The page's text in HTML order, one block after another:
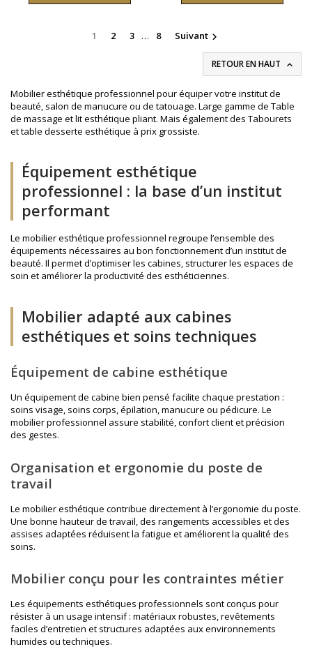
1 2 3 … 8 Suivant
RETOUR EN HAUT 
Mobilier esthétique professionnel pour équiper votre institut de
beauté, salon de manucure ou de tatouage. Large gamme de Table
de massage et lit esthétique pliant. Mais également des Tabourets
et table desserte esthétique à prix grossiste.
Équipement esthétique
professionnel : la base d’un institut
performant
Le mobilier esthétique professionnel regroupe l’ensemble des
équipements nécessaires au bon fonctionnement d’un institut de
beauté. Il permet d’optimiser les cabines, structurer les espaces de
soin et améliorer la productivité des esthéticiennes.
Mobilier adapté aux cabines
esthétiques et soins techniques
Équipement de cabine esthétique
Un équipement de cabine bien pensé facilite chaque prestation :
soins visage, soins corps, épilation, manucure ou pédicure. Le
mobilier professionnel assure stabilité, confort client et précision
des gestes.
Organisation et ergonomie du poste de
travail
Le mobilier esthétique contribue directement à l’ergonomie du poste.
Une bonne hauteur de travail, des rangements accessibles et des
assises adaptées réduisent la fatigue et améliorent la qualité des
soins.
Mobilier conçu pour les contraintes métier
Les équipements esthétiques professionnels sont conçus pour
résister à un usage intensif : matériaux robustes, revêtements
faciles d’entretien et structures adaptées aux environnements
humides ou techniques.